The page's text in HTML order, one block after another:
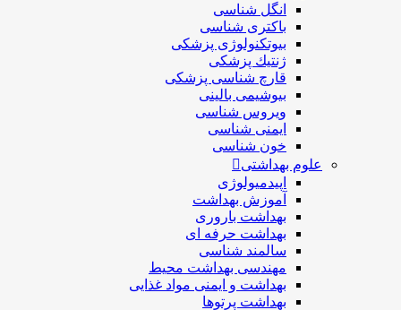
انگل شناسی
باکتری شناسی
بیوتکنولوژی پزشکی
ژنتيك پزشکی
قارچ شناسی پزشكی
بیوشیمی بالینی
ویروس شناسی
ایمنی شناسی
خون شناسی
علوم بهداشتی
اپیدمیولوژی
آموزش بهداشت
بهداشت باروری
بهداشت حرفه ای
سالمند شناسی
مهندسی بهداشت محيط
بهداشت و ایمنی مواد غذایی
بهداشت پرتوها